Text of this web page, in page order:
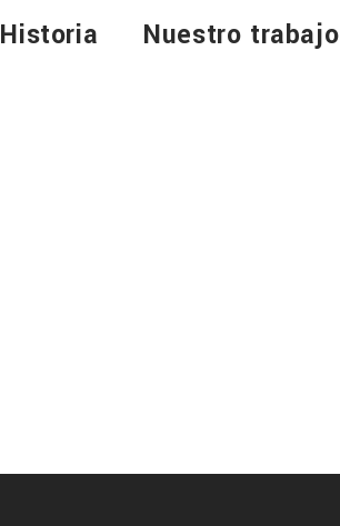
Historia Nuestro trabajo